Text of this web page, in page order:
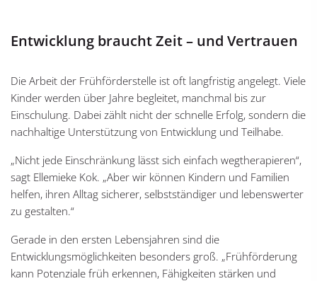
Entwicklung braucht Zeit – und Vertrauen
Die Arbeit der Frühförderstelle ist oft langfristig angelegt. Viele
Kinder werden über Jahre begleitet, manchmal bis zur
Einschulung. Dabei zählt nicht der schnelle Erfolg, sondern die
nachhaltige Unterstützung von Entwicklung und Teilhabe.
„Nicht jede Einschränkung lässt sich einfach wegtherapieren“,
sagt Ellemieke Kok. „Aber wir können Kindern und Familien
helfen, ihren Alltag sicherer, selbstständiger und lebenswerter
zu gestalten.“
Gerade in den ersten Lebensjahren sind die
Entwicklungsmöglichkeiten besonders groß. „Frühförderung
kann Potenziale früh erkennen, Fähigkeiten stärken und